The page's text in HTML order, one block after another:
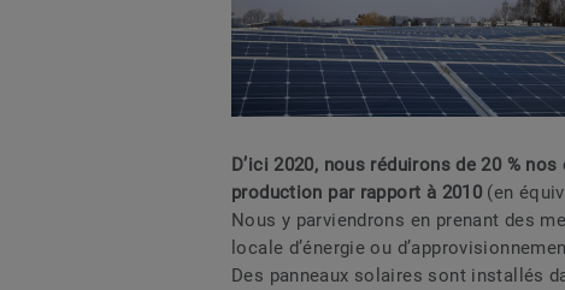
D’ici 2020, nous réduirons de 20 %
production par rapport à 2010 (en
Nous y parviendrons en prenant des
locale d’énergie ou
Des panneaux solaires sont installés